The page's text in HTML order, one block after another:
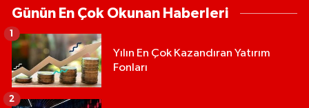
Günün En Çok Okunan Haberleri
Yılın En Çok Kazandıran Yatırım
Fonları
1
2